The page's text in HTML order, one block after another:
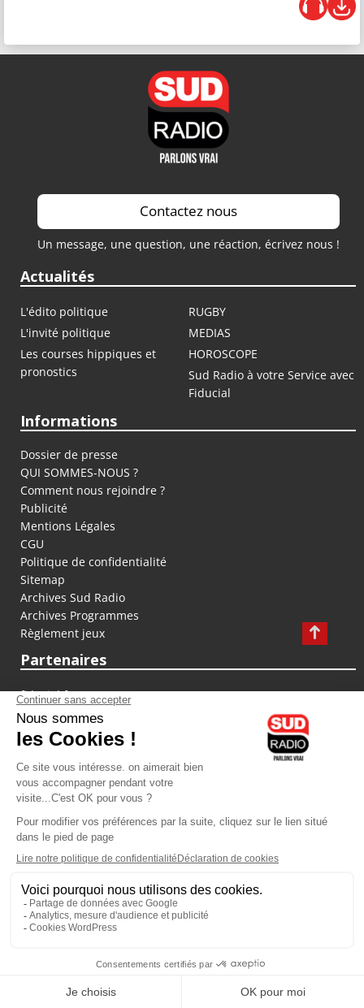
Contactez nous
Un message, une question, une réaction, écrivez nous !
Actualités
L'édito politique
RUGBY
L'invité politique
MEDIAS
Les courses hippiques et
pronostics
HOROSCOPE
Sud Radio à votre Service avec
Fiducial
Informations
Dossier de presse
QUI SOMMES-NOUS ?
Comment nous rejoindre ?
Publicité
Mentions Légales
CGU
Politique de confidentialité
Sitemap
Archives Sud Radio
Archives Programmes
Règlement jeux
Partenaires
fiducial.fr
lyoncapitale.fr
olympique-et-lyonnais.com
L'application Iphone / Android
Téléchargez l'application
Les cookies
Gestion des cookies
Crédit photos : ©Sud Radio / Pierre Olivier
Jacques Pessis
Les clefs d'une vie
C'est votre avenir